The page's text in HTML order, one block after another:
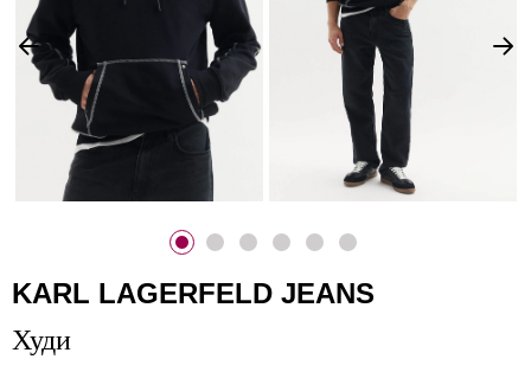
KARL LAGERFELD JEANS
Худи